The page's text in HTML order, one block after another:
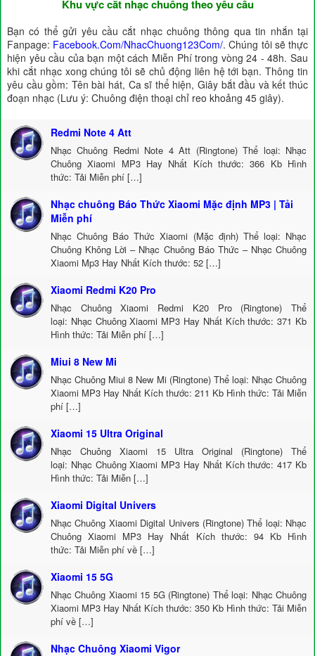
Khu vực cắt nhạc chuông theo yêu cầu
Bạn có thể gửi yêu cầu cắt nhạc chuông thông qua tin nhắn tại
Fanpage: Facebook.Com/NhacChuong123Com/. Chúng tôi sẽ thực
hiện yêu cầu của bạn một cách Miễn Phí trong vòng 24 - 48h. Sau
khi cắt nhạc xong chúng tôi sẽ chủ động liên hệ tới bạn. Thông tin
yêu cầu gồm: Tên bài hát, Ca sĩ thể hiện, Giây bắt đầu và kết thúc
đoạn nhạc (Lưu ý: Chuông điện thoại chỉ reo khoảng 45 giây).
Redmi Note 4 Att
Nhạc Chuông Redmi Note 4 Att (Ringtone) Thể loại: Nhạc
Chuông Xiaomi MP3 Hay Nhất Kích thước: 366 Kb Hình
thức: Tải Miễn phí […]
Nhạc chuông Báo Thức Xiaomi Mặc định MP3 | Tải
Miễn phí
Nhạc Chuông Báo Thức Xiaomi (Mặc định) Thể loại: Nhạc
Chuông Không Lời – Nhạc Chuông Báo Thức – Nhạc Chuông
Xiaomi Mp3 Hay Nhất Kích thước: 52 […]
Xiaomi Redmi K20 Pro
Nhạc Chuông Xiaomi Redmi K20 Pro (Ringtone) Thể
loại: Nhạc Chuông Xiaomi MP3 Hay Nhất Kích thước: 371 Kb
Hình thức: Tải Miễn phí […]
Miui 8 New Mi
Nhạc Chuông Miui 8 New Mi (Ringtone) Thể loại: Nhạc Chuông
Xiaomi MP3 Hay Nhất Kích thước: 211 Kb Hình thức: Tải Miễn
phí […]
Xiaomi 15 Ultra Original
Nhạc Chuông Xiaomi 15 Ultra Original (Ringtone) Thể
loại: Nhạc Chuông Xiaomi MP3 Hay Nhất Kích thước: 417 Kb
Hình thức: Tải Miễn […]
Xiaomi Digital Univers
Nhạc Chuông Xiaomi Digital Univers (Ringtone) Thể loại: Nhạc
Chuông Xiaomi MP3 Hay Nhất Kích thước: 94 Kb Hình
thức: Tải Miễn phí về […]
Xiaomi 15 5G
Nhạc Chuông Xiaomi 15 5G (Ringtone) Thể loại: Nhạc Chuông
Xiaomi MP3 Hay Nhất Kích thước: 350 Kb Hình thức: Tải Miễn
phí về […]
Nhạc Chuông Xiaomi Vigor